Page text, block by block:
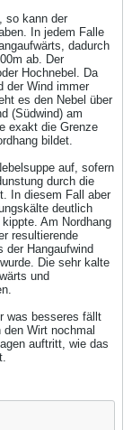
so kann der
In jedem Falle
dadurch
ab. Der
Hochnebel. Da
der Wind immer
es den Nebel über
(Südwind) am
exakt die Grenze
bildet.
auf, sofern
durch die
In diesem Fall aber
deutlich
Am Nordhang
resultierende
der Hangaufwind
Die sehr kalte
und
was besseres fällt
Wirt nochmal
auftritt, wie das